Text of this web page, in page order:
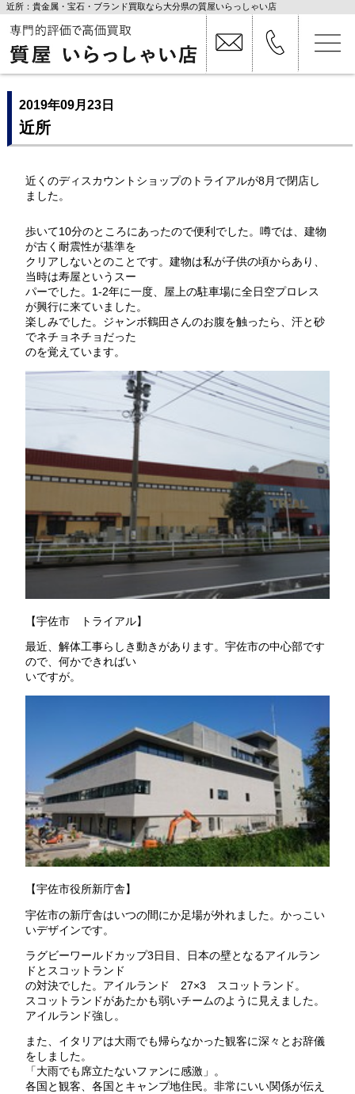
近所：貴金属・宝石・ブランド買取なら大分県の質屋いらっしゃい店
2019年09月23日
近所
近くのディスカウントショップのトライアルが8月で閉店し
ました。
歩いて10分のところにあったので便利でした。噂では、建物
が古く耐震性が基準を
クリアしないとのことです。建物は私が子供の頃からあり、
当時は寿屋というスー
パーでした。1‐2年に一度、屋上の駐車場に全日空プロレス
が興行に来ていました。
楽しみでした。ジャンボ鶴田さんのお腹を触ったら、汗と砂
でネチョネチョだった
のを覚えています。
【宇佐市 トライアル】
最近、解体工事らしき動きがあります。宇佐市の中心部です
ので、何かできればい
いですが。
【宇佐市役所新庁舎】
宇佐市の新庁舎はいつの間にか足場が外れました。かっこい
いデザインです。
ラグビーワールドカップ3日目、日本の壁となるアイルラン
ドとスコットランド
の対決でした。アイルランド 27×3 スコットランド。
スコットランドがあたかも弱いチームのように見えました。
アイルランド強し。
また、イタリアは大雨でも帰らなかった観客に深々とお辞儀
をしました。
「大雨でも席立たないファンに感激」。
各国と観客、各国とキャンプ地住民。非常にいい関係が伝え